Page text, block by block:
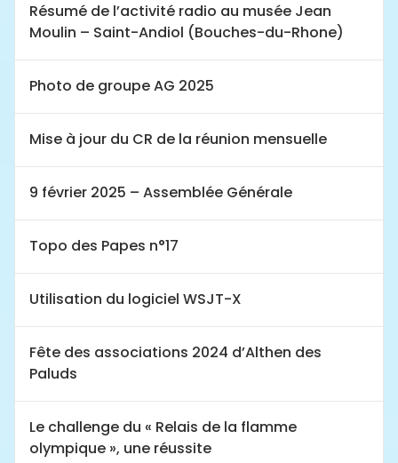
Résumé de l’activité radio au musée Jean
Moulin – Saint-Andiol (Bouches-du-Rhone)
Photo de groupe AG 2025
Mise à jour du CR de la réunion mensuelle
9 février 2025 – Assemblée Générale
Topo des Papes n°17
Utilisation du logiciel WSJT-X
Fête des associations 2024 d’Althen des
Paluds
Le challenge du « Relais de la flamme
olympique », une réussite